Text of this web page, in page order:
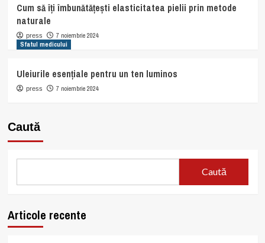
Cum să îți îmbunătățești elasticitatea pielii prin metode
naturale
press
7 noiembrie 2024
Sfatul medicului
Uleiurile esențiale pentru un ten luminos
press 7 noiembrie 2024
Caută
Caută
Articole recente